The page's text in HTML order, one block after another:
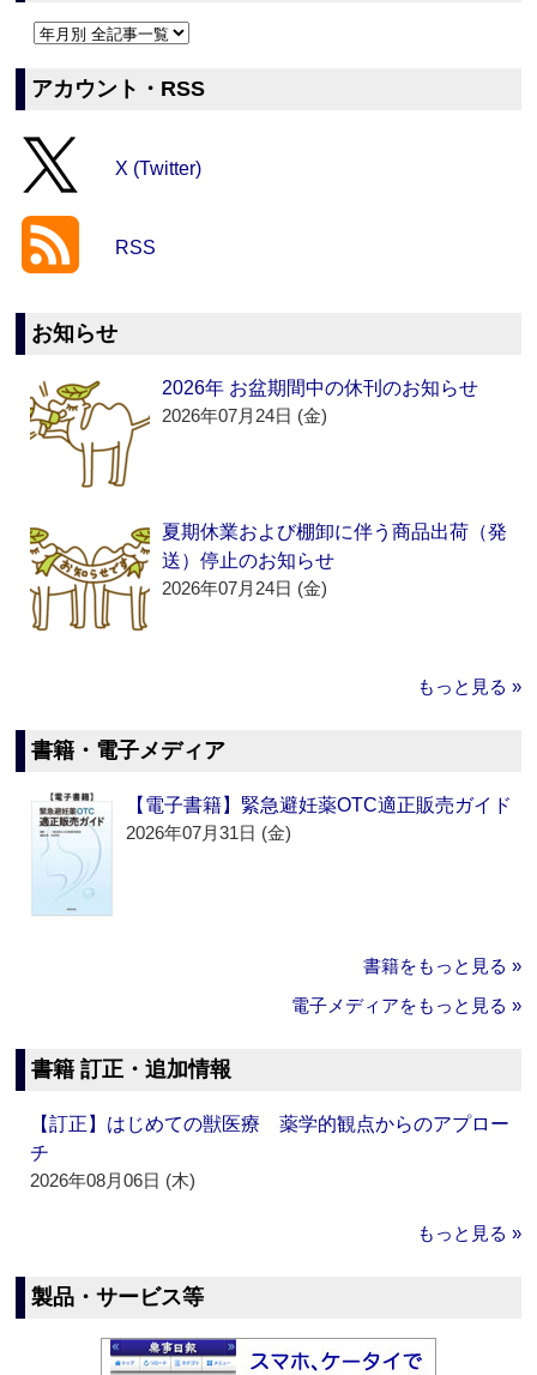
アカウント・RSS
X (Twitter)
RSS
お知らせ
2026年 お盆期間中の休刊のお知らせ
2026年07月24日 (金)
夏期休業および棚卸に伴う商品出荷（発
送）停止のお知らせ
2026年07月24日 (金)
もっと見る »
書籍・電子メディア
【電子書籍】緊急避妊薬OTC適正販売ガイド
2026年07月31日 (金)
書籍をもっと見る »
電子メディアをもっと見る »
書籍 訂正・追加情報
【訂正】はじめての獣医療 薬学的観点からのアプロー
チ
2026年08月06日 (木)
もっと見る »
製品・サービス等